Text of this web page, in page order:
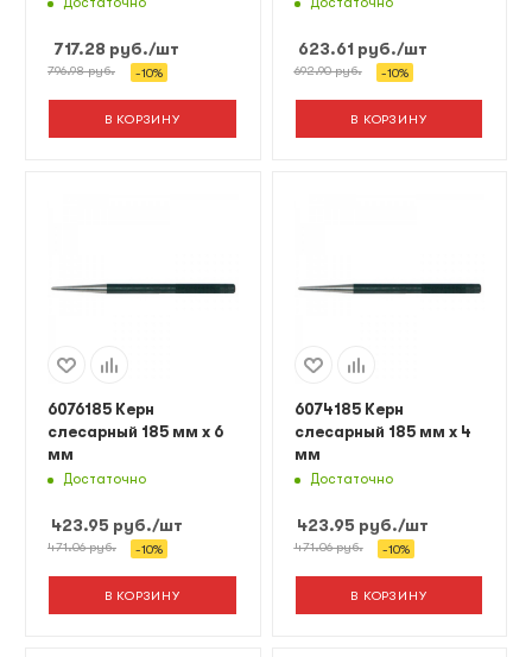
717.28 руб./шт
796.98руб. -10%
В КОРЗИНУ
623.61 руб./шт
692.90руб. -10%
В КОРЗИНУ
6076185 Керн
слесарный 185 мм х 6
мм
Достаточно
423.95 руб./шт
471.06руб. -10%
В КОРЗИНУ
6074185 Керн
слесарный 185 мм х 4
мм
Достаточно
423.95 руб./шт
471.06руб. -10%
В КОРЗИНУ